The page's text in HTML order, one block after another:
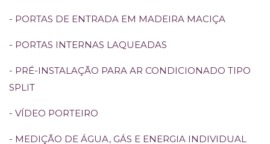
- PORTAS DE ENTRADA EM MADEIRA MACIÇA
- PORTAS INTERNAS LAQUEADAS
- PRÉ-INSTALAÇÃO PARA AR CONDICIONADO TIPO
SPLIT
- VÍDEO PORTEIRO
- MEDIÇÃO DE ÁGUA, GÁS E ENERGIA INDIVIDUAL